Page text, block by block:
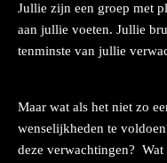
Jullie zijn een groep met
aan jullie voeten. Jullie
tenminste van jullie
Maar wat als het niet zo
wenselijkheden te
deze verwachtingen? Wat